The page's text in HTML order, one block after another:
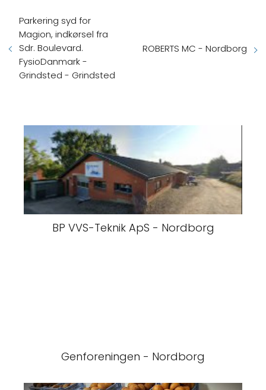
Parkering syd for
Magion, indkørsel fra
Sdr. Boulevard.
FysioDanmark -
Grindsted - Grindsted
ROBERTS MC - Nordborg
BP VVS-Teknik ApS - Nordborg
Genforeningen - Nordborg